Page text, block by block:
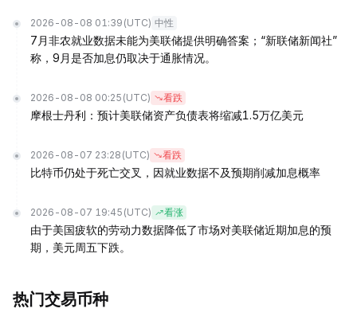
2026-08-08 01:39 (UTC) 中性
7月非农就业数据未能为美联储提供明确答案；“新联储新闻社”
称，9月是否加息仍取决于通胀情况。
2026-08-08 00:25 (UTC) 看跌
摩根士丹利：预计美联储资产负债表将缩减1.5万亿美元
2026-08-07 23:28 (UTC) 看跌
比特币仍处于死亡交叉，因就业数据不及预期削减加息概率
2026-08-07 19:45 (UTC) 看涨
由于美国疲软的劳动力数据降低了市场对美联储近期加息的预
期，美元周五下跌。
热门交易币种